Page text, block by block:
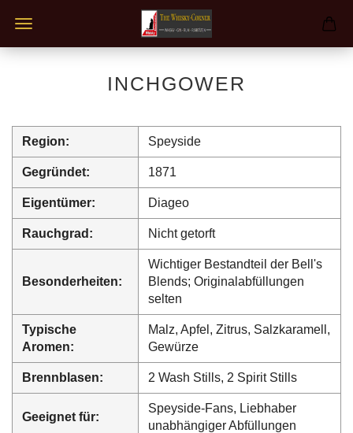
INCHGOWER
Region: Speyside
Gegründet: 1871
Eigentümer: Diageo
Rauchgrad: Nicht getorft
Besonderheiten:
Wichtiger Bestandteil der Bell's
Blends; Originalabfüllungen
selten
Typische
Aromen:
Malz, Apfel, Zitrus, Salzkaramell,
Gewürze
Brennblasen: 2 Wash Stills, 2 Spirit Stills
Geeignet für:
Speyside-Fans, Liebhaber
unabhängiger Abfüllungen